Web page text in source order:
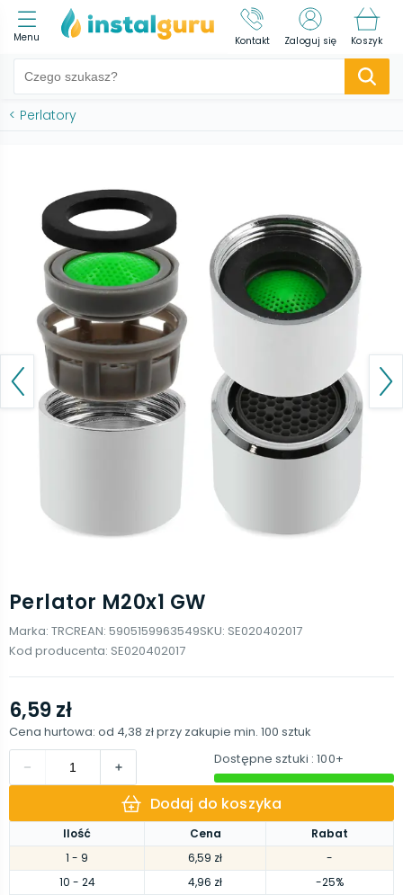
Menu Kontakt Zaloguj się Koszyk
< Perlatory
Perlator M20x1 GW
Marka: TRCREAN: 5905159963549SKU: SE020402017
Kod producenta: SE020402017
Ilość Cena
Rabat
1 - 9 6,59 zł
-
10 - 24 4,96 zł
-25%
6,59 zł
Cena hurtowa: od 4,38 złprzy zakupie min. 100 sztuk
Dostępne sztuki : 100+
Dodaj do koszyka